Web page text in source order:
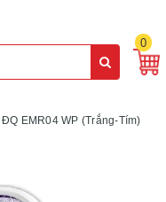
0
EMR04 WP (Trắng-Tím)